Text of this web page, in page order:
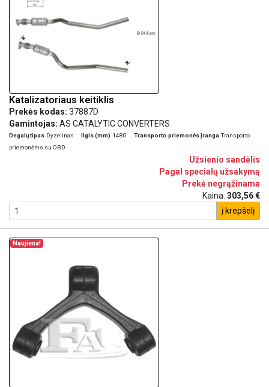
Katalizatoriaus keitiklis
Prekės kodas: 37887D
Gamintojas: AS CATALYTIC CONVERTERS
Degalų tipas Dyzelinas Ilgis (mm) 1480 Transporto priemonės įranga Transporto
priemonėms su OBD
Užsienio sandėlis
Pagal specialų užsakymą
Prekė negrąžinama
Kaina: 303,56 €
į krepšelį
Naujiena!